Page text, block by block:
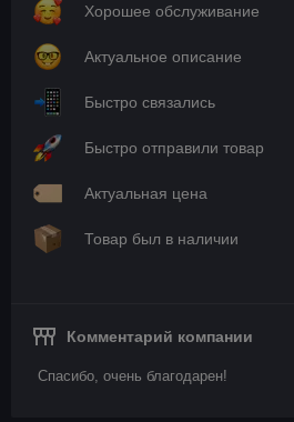
Хорошее обслуживание
Актуальное описание
Быстро связались
Быстро отправили товар
Актуальная цена
Товар был в наличии
Комментарий компании
Спасибо, очень благодарен!